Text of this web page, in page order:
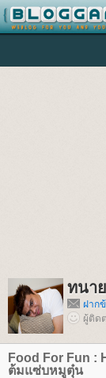
ทนา
ฝาก
ผู้ติด
Food For Fun :
ต้มแซ่บหมูตุ๋น